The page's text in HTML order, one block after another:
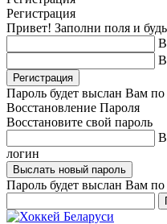
Регистрация
Привет! Заполни поля и
Пароль будет выслан Вам по
Восстановление Пароля
Восстановите свой пароль
логин
Пароль будет выслан Вам по